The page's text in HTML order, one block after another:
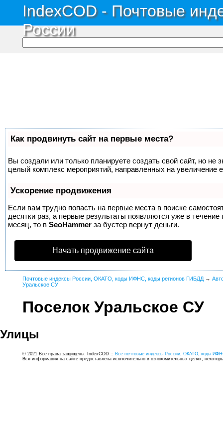
IndexCOD - Почтовые
России
Как продвинуть сайт на первые места?
Вы создали или только планируете создать свой сайт, но не
целый комплекс мероприятий, направленных на увеличение
Ускорение продвижения
Если вам трудно попасть на первые места в поиске
десятки раз, а первые результаты появляются уже в
месяц, то в SeoHammer за бустер вернут деньги.
Начать продвижение сайта
Почтовые индексы России, ОКАТО, коды ИФНС, коды регионов ГИБДД →
Уральское СУ
Поселок Уральское СУ
Улицы
© 2021 Все права защищены. IndexCOD :: Все почтовые индексы России, ОКАТО, коды
Вся информация на сайте предоставлена исключительно в ознокомительных целях,